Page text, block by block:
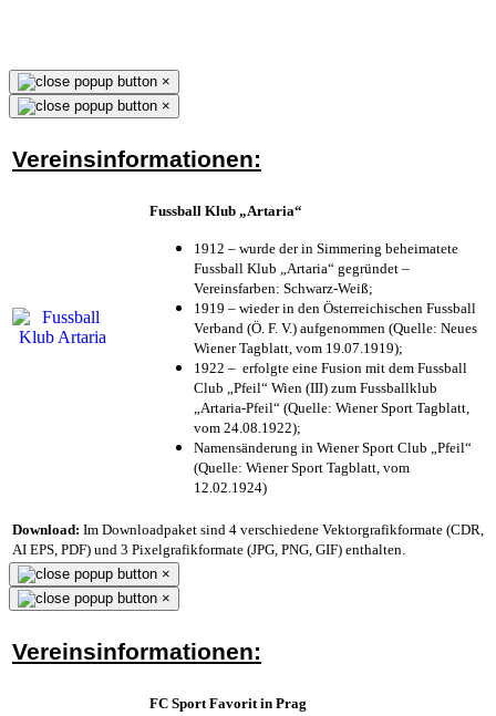
×
×
Vereinsinformationen:
Fussball Klub „Artaria“
1912 – wurde der in Simmering beheimatete
Fussball Klub „Artaria“ gegründet –
Vereinsfarben: Schwarz-Weiß;
1919 – wieder in den Österreichischen Fussball
Verband (Ö. F. V.) aufgenommen (Quelle: Neues
Wiener Tagblatt, vom 19.07.1919);
1922 – erfolgte eine Fusion mit dem Fussball
Club „Pfeil“ Wien (III) zum Fussballklub
„Artaria-Pfeil“ (Quelle: Wiener Sport Tagblatt,
vom 24.08.1922);
Namensänderung in Wiener Sport Club „Pfeil“
(Quelle: Wiener Sport Tagblatt, vom
12.02.1924)
Download: Im Downloadpaket sind 4 verschiedene Vektorgrafikformate (CDR,
AI EPS, PDF) und 3 Pixelgrafikformate (JPG, PNG, GIF) enthalten.
×
×
Vereinsinformationen:
FC Sport Favorit in Prag